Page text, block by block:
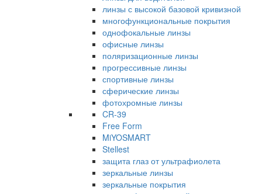
линзы с высокой базовой кривизной
многофункциональные покрытия
однофокальные линзы
офисные линзы
поляризационные линзы
прогрессивные линзы
спортивные линзы
сферические линзы
фотохромные линзы
CR-39
Free Form
MiYOSMART
Stellest
защита глаз от ультрафиолета
зеркальные линзы
зеркальные покрытия